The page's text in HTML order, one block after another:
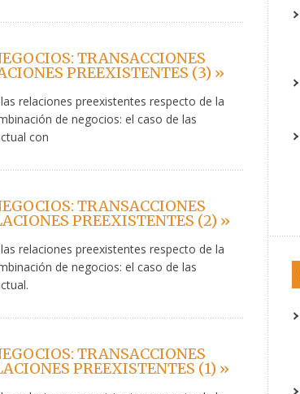
TRANSACCIONES
PREEXISTENTES (3) »
relaciones preexistentes respecto de la
de negocios: el caso de las
con
TRANSACCIONES
PREEXISTENTES (2) »
relaciones preexistentes respecto de la
de negocios: el caso de las
TRANSACCIONES
PREEXISTENTES (1) »